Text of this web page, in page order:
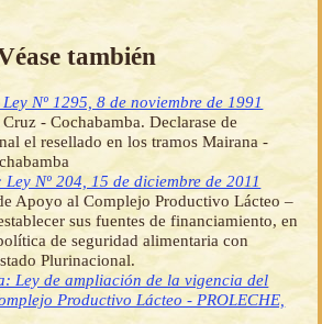
también
Nº 1295, 8 de noviembre de 1991
Cruz - Cochabamba. Declarase de
el resellado en los tramos Mairana -
Nº 204, 15 de diciembre de 2011
Apoyo al Complejo Productivo Lácteo –
sus fuentes de financiamiento, en
de seguridad alimentaria con
Plurinacional.
Ley de ampliación de la vigencia del
Productivo Lácteo - PROLECHE,